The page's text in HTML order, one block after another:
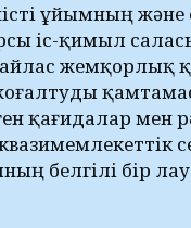
ұйымның
іс-қимыл
жемқорлық
қағидалар мен
белгілі бір